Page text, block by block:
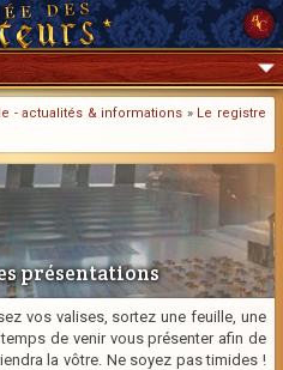
- actualités & informations » Le registre
présentations
vos valises, sortez une feuille, une
de venir vous présenter afin de
la vôtre. Ne soyez pas timides !